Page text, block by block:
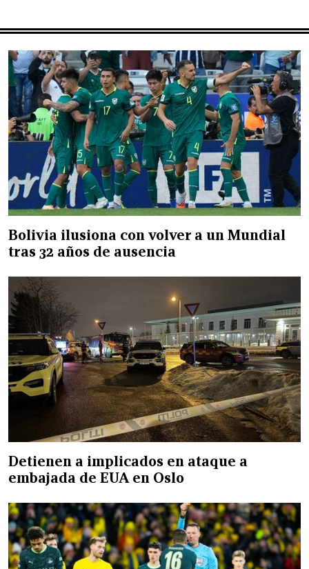
Bolivia ilusiona con volver a un Mundial
tras 32 años de ausencia
Detienen a implicados en ataque a
embajada de EUA en Oslo